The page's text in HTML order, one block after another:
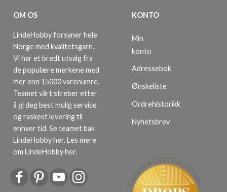
OM OS
LindeHobby forsyner hele
Norge med kvalitetsgarn.
Vi har et bredt utvalg fra
de populære merkene med
mer enn 15000 varenumre.
Teamet vårt streber etter
å gi deg best mulig service
og raskest levering til
enhver tid. Se teamet bak
LindeHobby her.Les mere
om LindeHobby her.
KONTO
Min
konto
Adressebok
Ønskeliste
Ordrehistorikk
Nyhetsbrev